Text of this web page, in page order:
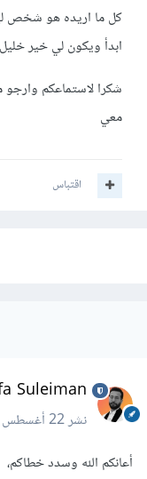
كل ما اريده هو شخص
ابدأ ويكون لي خير
شكرا لاستماعكم
معي
اقتباس
Suleiman
نشر22 أغسطس 2025
أعانكم الله وسدد خطاكم،